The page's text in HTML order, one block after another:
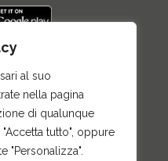
al suo
nella pagina
di qualunque
tutto", oppure
"Personalizza".
e note legali
policy